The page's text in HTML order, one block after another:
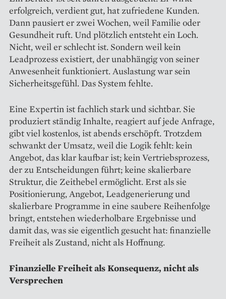
erfolgreich, verdient gut, hat zufriedene Kunden.
Dann pausiert er zwei Wochen, weil Familie oder
Gesundheit ruft. Und plötzlich entsteht ein Loch.
Nicht, weil er schlecht ist. Sondern weil kein
Leadprozess existiert, der unabhängig von seiner
Anwesenheit funktioniert. Auslastung war sein
Sicherheitsgefühl. Das System fehlte.
Eine Expertin ist fachlich stark und sichtbar. Sie
produziert ständig Inhalte, reagiert auf jede Anfrage,
gibt viel kostenlos, ist abends erschöpft. Trotzdem
schwankt der Umsatz, weil die Logik fehlt: kein
Angebot, das klar kaufbar ist; kein Vertriebsprozess,
der zu Entscheidungen führt; keine skalierbare
Struktur, die Zeithebel ermöglicht. Erst als sie
Positionierung, Angebot, Leadgenerierung und
skalierbare Programme in eine saubere Reihenfolge
bringt, entstehen wiederholbare Ergebnisse und
damit das, was sie eigentlich gesucht hat: finanzielle
Freiheit als Zustand, nicht als Hoffnung.
Finanzielle Freiheit als Konsequenz, nicht als
Versprechen